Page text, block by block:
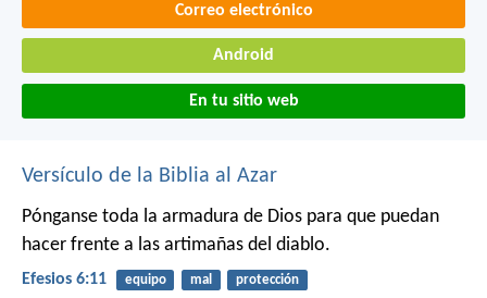
Correo electrónico
Android
En tu sitio web
Versículo de la Biblia al Azar
Pónganse toda la armadura de Dios para que puedan
hacer frente a las artimañas del diablo.
Efesios 6:11 equipo mal protección